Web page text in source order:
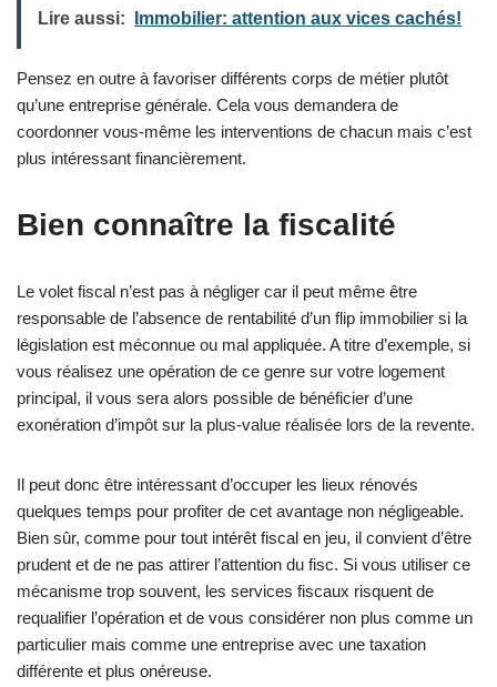
Lire aussi: Immobilier: attention aux vices cachés!
Pensez en outre à favoriser différents corps de métier plutôt
qu’une entreprise générale. Cela vous demandera de
coordonner vous-même les interventions de chacun mais c’est
plus intéressant financièrement.
Bien connaître la fiscalité
Le volet fiscal n’est pas à négliger car il peut même être
responsable de l’absence de rentabilité d’un flip immobilier si la
législation est méconnue ou mal appliquée. A titre d’exemple, si
vous réalisez une opération de ce genre sur votre logement
principal, il vous sera alors possible de bénéficier d’une
exonération d’impôt sur la plus-value réalisée lors de la revente.
Il peut donc être intéressant d’occuper les lieux rénovés
quelques temps pour profiter de cet avantage non négligeable.
Bien sûr, comme pour tout intérêt fiscal en jeu, il convient d’être
prudent et de ne pas attirer l’attention du fisc. Si vous utiliser ce
mécanisme trop souvent, les services fiscaux risquent de
requalifier l’opération et de vous considérer non plus comme un
particulier mais comme une entreprise avec une taxation
différente et plus onéreuse.